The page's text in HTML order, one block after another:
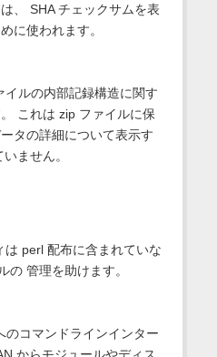
、 SHA チェックサムを表
に使われます。
ルの内部記録構造に関す
これは zip ファイルに保
タの詳細について表示す
ません。
は perl 配布に含まれていな
の 管理を助けます。
のコマンドラインインター